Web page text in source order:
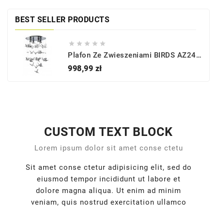
BEST SELLER PRODUCTS
    
Plafon Ze Zwieszeniami BIRDS AZ2449 - Azzardo
998,99 złCena
CUSTOM TEXT BLOCK
Lorem ipsum dolor sit amet conse ctetu
Sit amet conse ctetur adipisicing elit, sed do
eiusmod tempor incididunt ut labore et
dolore magna aliqua. Ut enim ad minim
veniam, quis nostrud exercitation ullamco